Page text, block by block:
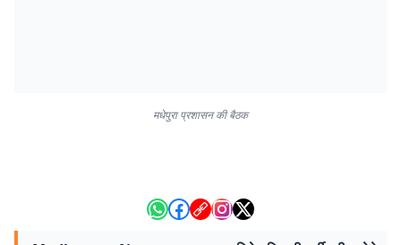
मधेपुरा प्रशासन की बैठक